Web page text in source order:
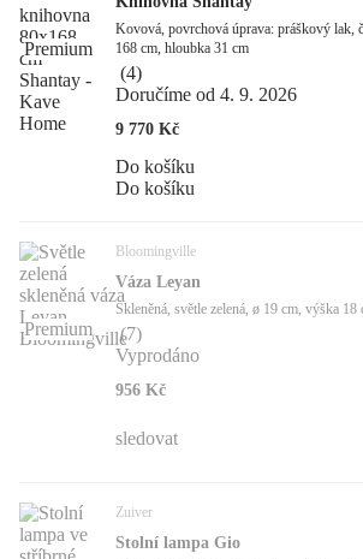
Premium
Kovová, povrchová úprava: práškový lak,
168 cm, hloubka 31 cm
(4)
Doručíme od 4. 9. 2026
9 770 Kč
Do košíku
Do košíku
Premium
Bloomingville
Váza Leyan
Skleněná, světle zelená, ø 19 cm, výška 18
(7)
Vyprodáno
956 Kč
sledovat
Zuiver
Stolní lampa Gio